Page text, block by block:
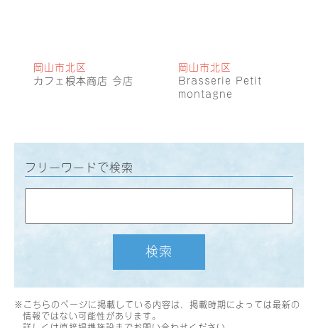
岡山市北区
カフェ根本商店 今店
岡山市北区
Brasserie Petit
montagne
フリーワードで検索
検索
※こちらのページに掲載している内容は、掲載時期によっては最新の
情報ではない可能性があります。